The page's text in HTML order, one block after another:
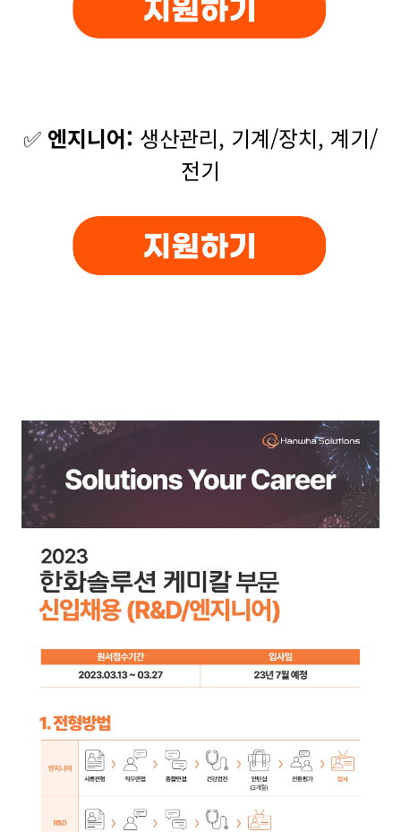
✅ 엔지니어: 생산관리, 기계/장치, 계기/
전기